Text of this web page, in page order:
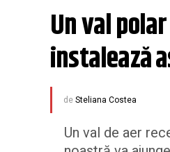
Un val
instalează
de Steliana Costea
Un val de aer